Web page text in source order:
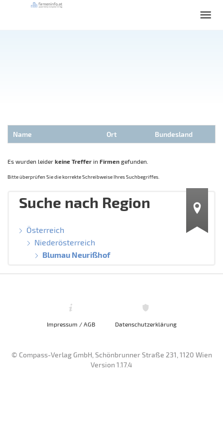
Name Ort Bundesland
Es wurden leider keine Treffer in Firmen gefunden.
Bitte überprüfen Sie die korrekte Schreibweise Ihres Suchbegriffes.
Suche nach Region
Österreich
Niederösterreich
Blumau Neurißhof
Impressum / AGB Datenschutzerklärung
© Compass-Verlag GmbH, Schönbrunner Straße 231, 1120 Wien
Version 1.17.4